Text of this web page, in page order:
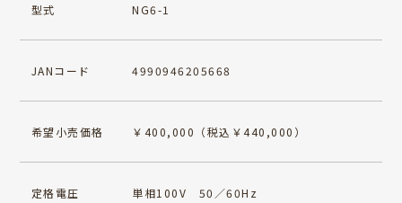
型式 NG6-1
JANコード 4990946205668
希望小売価格 ￥400,000（税込￥440,000）
定格電圧 単相100V 50／60Hz